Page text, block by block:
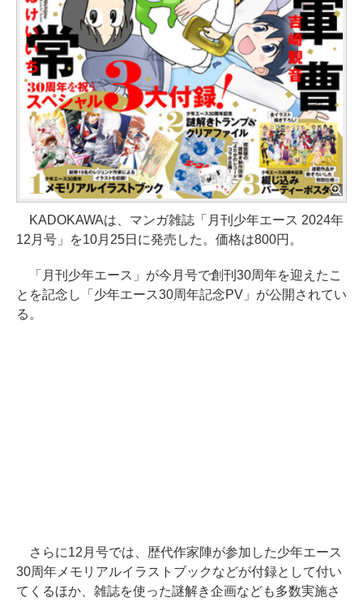
KADOKAWAは、マンガ雑誌「月刊少年エース 2024年
12月号」を10月25日に発売した。価格は800円。
「月刊少年エース」が今月号で創刊30周年を迎えたこ
とを記念し「少年エース30周年記念PV」が公開されてい
る。
さらに12月号では、歴代作家陣が参加した少年エース
30周年メモリアルイラストブックなどが付録として付い
てくるほか、雑誌を使った謎解き企画なども多数実施さ